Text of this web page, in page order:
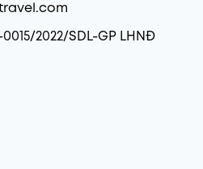
2022/SDL-GP LHNĐ